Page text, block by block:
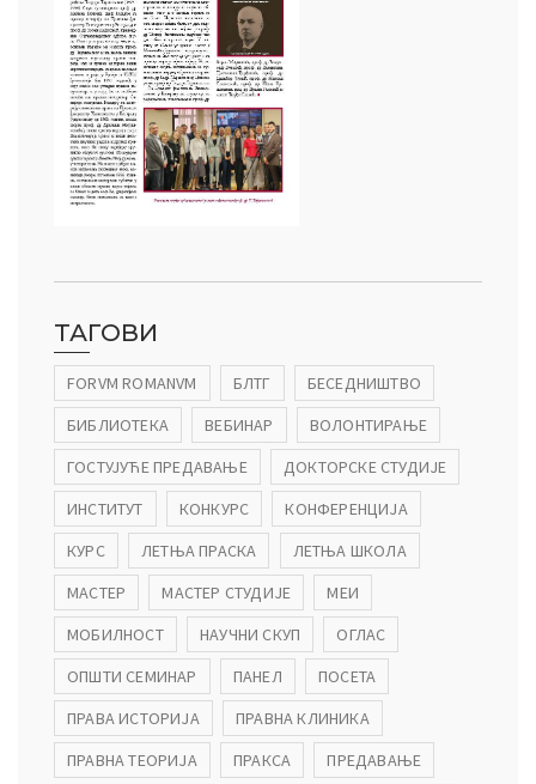
ТАГОВИ
FORVM ROMANVM БЛТГ
БЕСЕДНИШТВО
БИБЛИОТЕКА
ВЕБИНАР
ВОЛОНТИРАЊЕ
ГОСТУЈУЋЕ ПРЕДАВАЊЕ
ДОКТОРСКЕ СТУДИЈЕ
ИНСТИТУТ
КОНКУРС
КОНФЕРЕНЦИЈА
КУРС
ЛЕТЊА ПРАСКА
ЛЕТЊА ШКОЛА
МАСТЕР
МАСТЕР СТУДИЈЕ
МЕИ
МОБИЛНОСТ
НАУЧНИ СКУП
ОГЛАС
ОПШТИ СЕМИНАР
ПАНЕЛ
ПОСЕТА
ПРАВА ИСТОРИЈА
ПРАВНА КЛИНИКА
ПРАВНА ТЕОРИЈА
ПРАКСА
ПРЕДАВАЊЕ